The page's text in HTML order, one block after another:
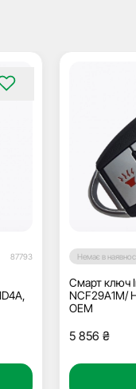
87793 Немає в
Смарт ключ
NCF29A1M/
ОЕМ
5 856 ₴